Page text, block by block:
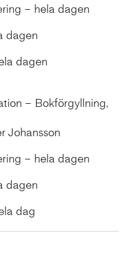
– hela dagen
dagen
dagen
– Bokförgyllning,
Johansson
– hela dagen
dagen
dag